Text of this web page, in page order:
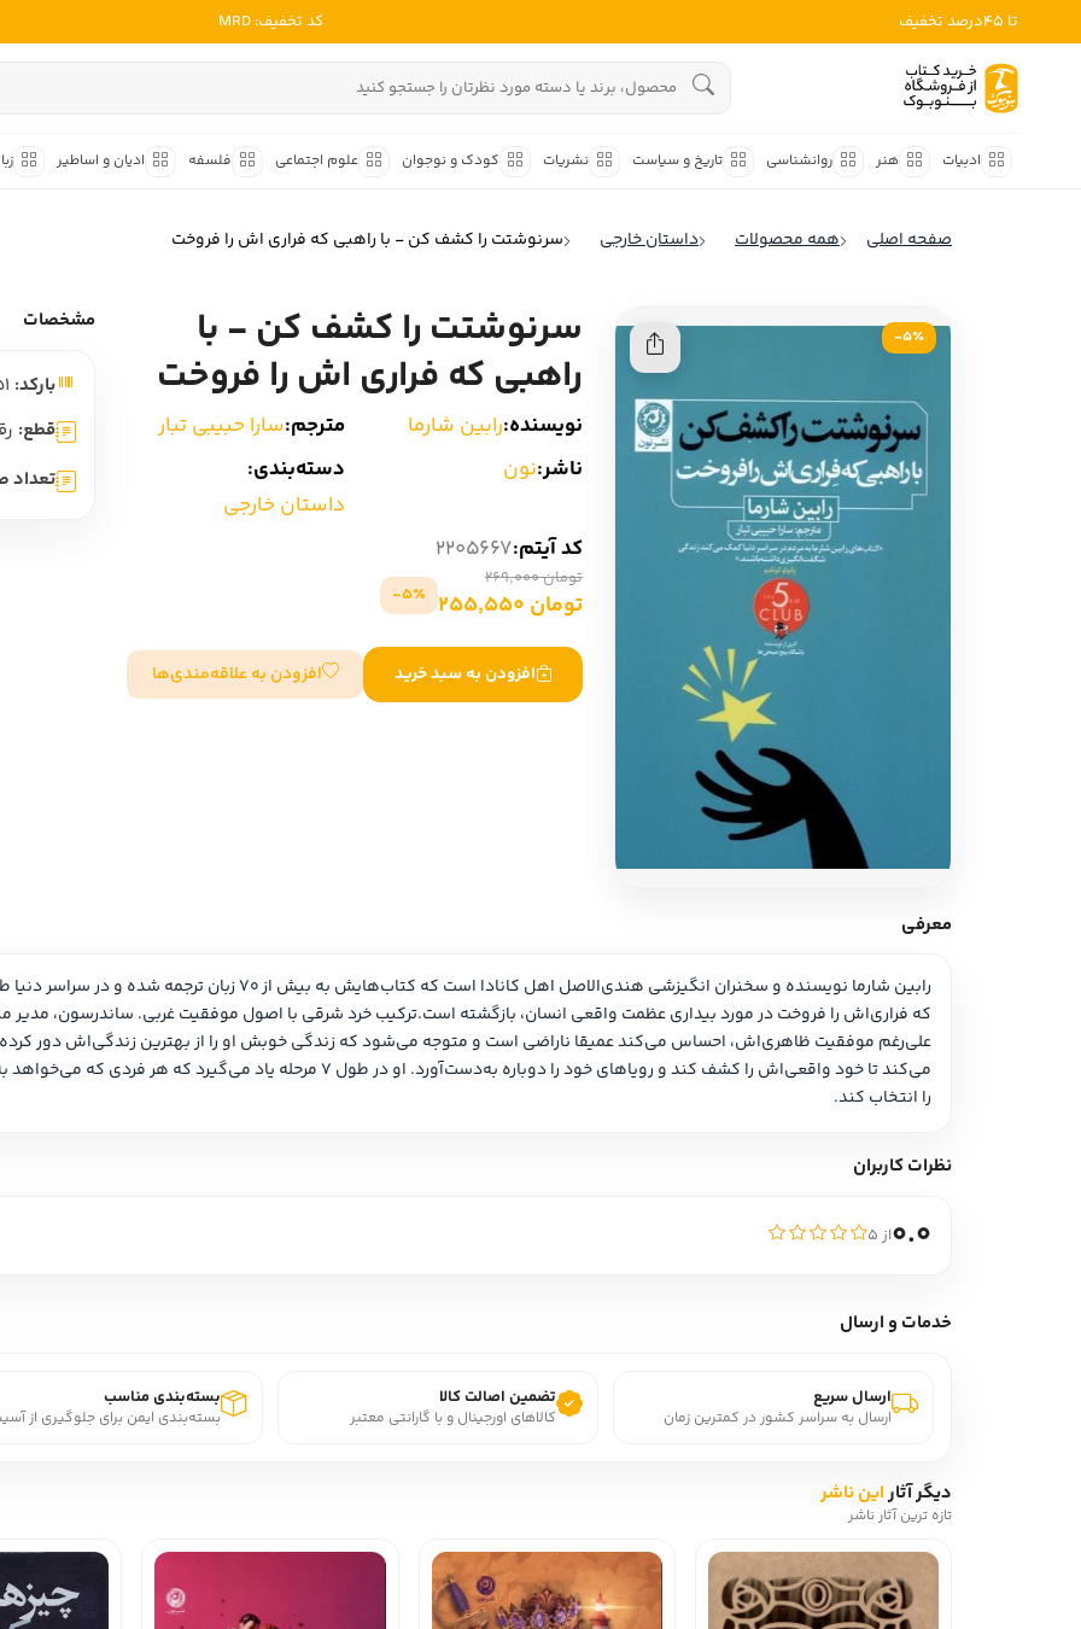
تا 45درصد تخفیف کد تخفیف: MRD
ادبیات هنر روانشناسی تاریخ و سیاست نشریات کودک و نوجوان علوم اجتماعی فلسفه ادیان و اساطیر
ادبیات ایران
ادبیات ایتالیا
ادبیات روسیه
ادبیات آمریکای لاتین
ادبیات آلمان
ادبیات ترکیه
ادبیات آسیا
سایر کشورهای اروپا
داستان کوتاه ایرانی
شعر
شرح و
ادبیات
جستار و مقاله
آموزش نویسندگی
زبان شناسی
تاریخ ادبیات
ویرایش و ترجمه
ادبیات
ادبیات ملل
ادبیات انگلیس
ادبیات ایتالیا
ادبیات روسیه
سایر کشورهای اروپا
داستان کوتاه
صفحه اصلی همه محصولات داستان خارجی سرنوشتت را کشف کن - با راهبی‌ که‌ فراری اش را‌ فروخت
5٪-
سرنوشتت را کشف کن - با
راهبی‌ که‌ فراری اش را‌ فروخت
نویسنده:رابین شارما مترجم:سارا حبیبی تبار
ناشر:نون
دسته‌بندی:
داستان خارجی
کد آیتم:2205667
تومان 269,000
تومان 255,550 5٪-
افزودن به سبد خرید افزودن به علاقه‌مندی‌ها
مشخصات
بارکد:
قطع:
تعداد
معرفی
را انتخاب کند.
نظرات کاربران
0.0از ۵
خدمات و ارسال
ارسال سریع
ارسال به سراسر کشور در کمترین زمان
تضمین اصالت کالا
کالاهای اورجینال و با گارانتی معتبر
بسته‌بندی مناسب
بسته‌بندی ایمن برای جلوگیری از
دیگر آثاراین ناشر
تازه ترین آثار ناشر